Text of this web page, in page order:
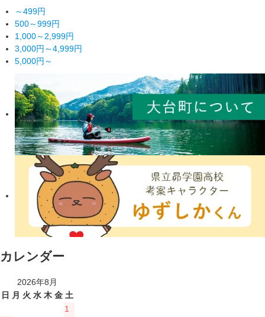
～499円
500～999円
1,000～2,999円
3,000円～4,999円
5,000円～
カレンダー
2026年8月
日
月 火 水 木 金 土
1